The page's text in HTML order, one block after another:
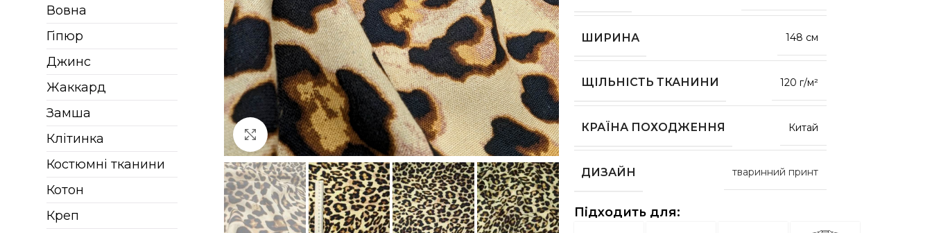
Вовна
Гіпюр
Джинс
Жаккард
Замша
Клітинка
Костюмні тканини
Котон
Креп
Клацніть, щоб збільшити
ШИРИНА 148 см
ЩІЛЬНІСТЬ ТКАНИНИ 120 г/м²
КРАЇНА ПОХОДЖЕННЯ Китай
ДИЗАЙН тваринний принт
Підходить для: